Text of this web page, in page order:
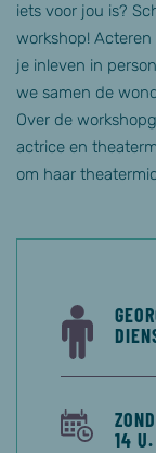
iets voor jou is?
workshop! Acteren
je inleven in
we samen de
Over de
actrice en
om haar
14